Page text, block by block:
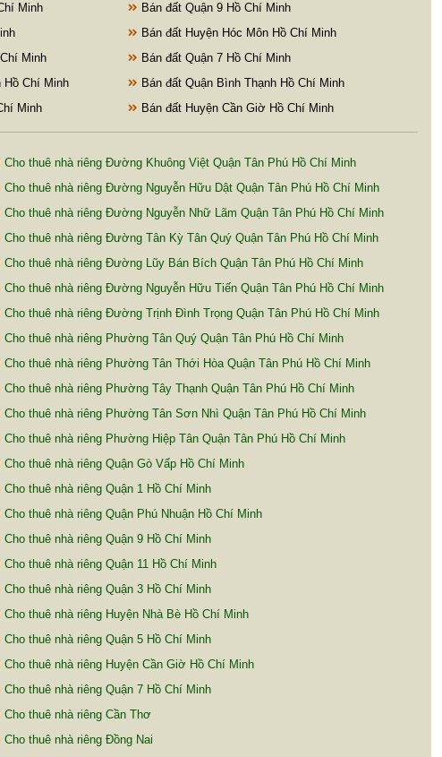
Minh
Bán đất Quận 9 Hồ Chí Minh
Bán đất Huyện Hóc Môn Hồ Chí Minh
Minh
Bán đất Quận 7 Hồ Chí Minh
Hồ Chí Minh
Bán đất Quận Bình Thạnh Hồ Chí Minh
Minh Bán đất Huyện Cần Giờ Hồ Chí Minh
Cho thuê nhà riêng Đường Khuông Việt Quận Tân Phú Hồ Chí Minh
Cho thuê nhà riêng Đường Nguyễn Hữu Dật Quận Tân Phú Hồ Chí Minh
Cho thuê nhà riêng Đường Nguyễn Nhữ Lãm Quận Tân Phú Hồ Chí Minh
Cho thuê nhà riêng Đường Tân Kỳ Tân Quý Quận Tân Phú Hồ Chí Minh
Cho thuê nhà riêng Đường Lũy Bán Bích Quận Tân Phú Hồ Chí Minh
Cho thuê nhà riêng Đường Nguyễn Hữu Tiến Quận Tân Phú Hồ Chí Minh
Cho thuê nhà riêng Đường Trịnh Đình Trọng Quận Tân Phú Hồ Chí Minh
Cho thuê nhà riêng Phường Tân Quý Quận Tân Phú Hồ Chí Minh
Cho thuê nhà riêng Phường Tân Thới Hòa Quận Tân Phú Hồ Chí Minh
Cho thuê nhà riêng Phường Tây Thạnh Quận Tân Phú Hồ Chí Minh
Cho thuê nhà riêng Phường Tân Sơn Nhì Quận Tân Phú Hồ Chí Minh
Cho thuê nhà riêng Phường Hiệp Tân Quận Tân Phú Hồ Chí Minh
Cho thuê nhà riêng Quận Gò Vấp Hồ Chí Minh
Cho thuê nhà riêng Quận 1 Hồ Chí Minh
Cho thuê nhà riêng Quận Phú Nhuận Hồ Chí Minh
Cho thuê nhà riêng Quận 9 Hồ Chí Minh
Cho thuê nhà riêng Quận 11 Hồ Chí Minh
Cho thuê nhà riêng Quận 3 Hồ Chí Minh
Cho thuê nhà riêng Huyện Nhà Bè Hồ Chí Minh
Cho thuê nhà riêng Quận 5 Hồ Chí Minh
Cho thuê nhà riêng Huyện Cần Giờ Hồ Chí Minh
Cho thuê nhà riêng Quận 7 Hồ Chí Minh
Cho thuê nhà riêng Cần Thơ
Cho thuê nhà riêng Đồng Nai